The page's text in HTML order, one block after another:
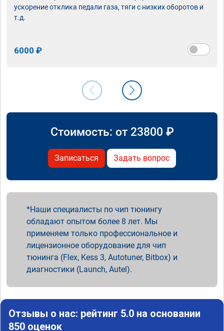
ускорение отклика педали газа, тяги с низких оборотов и
т.д.
6000 ₽
Стоимость: от 23800 ₽
Записаться Задать вопрос
Наши специалисты по чип тюнингу
обладают опытом более 8 лет. Мы
применяем только профессиональное и
лицензионное оборудование для чип
тюнинга (Flex, Kess 3, Autotuner, Bitbox) и
диагностики (Launch, Autel).
Отзывы о нас: рейтинг 5.0 на основании
850 оценок